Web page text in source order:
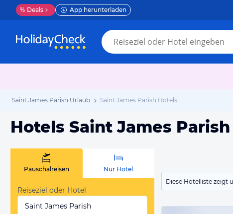
% Deals App herunterladen
Saint James Parish Urlaub Saint James Parish Hotels
Hotels Saint James Parish
Diese Hotelliste zeigt
Pauschalreisen Nur Hotel
Reiseziel oder Hotel
Saint James Parish